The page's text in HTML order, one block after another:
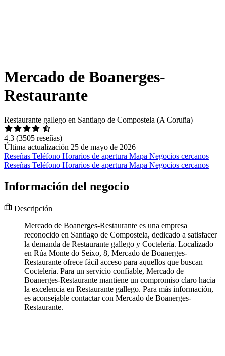
Mercado de Boanerges-
Restaurante
Restaurante gallego en Santiago de Compostela (A Coruña)
4.3 (3505 reseñas)
Última actualización 25 de mayo de 2026
Reseñas Teléfono Horarios de apertura Mapa Negocios cercanos
Reseñas Teléfono Horarios de apertura Mapa Negocios cercanos
Información del negocio
Descripción
Mercado de Boanerges-Restaurante es una empresa
reconocido en Santiago de Compostela, dedicado a satisfacer
la demanda de Restaurante gallego y Coctelería. Localizado
en Rúa Monte do Seixo, 8, Mercado de Boanerges-
Restaurante ofrece fácil acceso para aquellos que buscan
Coctelería. Para un servicio confiable, Mercado de
Boanerges-Restaurante mantiene un compromiso claro hacia
la excelencia en Restaurante gallego. Para más información,
es aconsejable contactar con Mercado de Boanerges-
Restaurante.